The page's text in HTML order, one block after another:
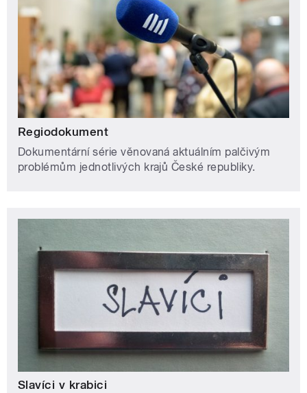
Regiodokument
Dokumentární série věnovaná aktuálním palčivým
problémům jednotlivých krajů České republiky.
Slavíci v krabici